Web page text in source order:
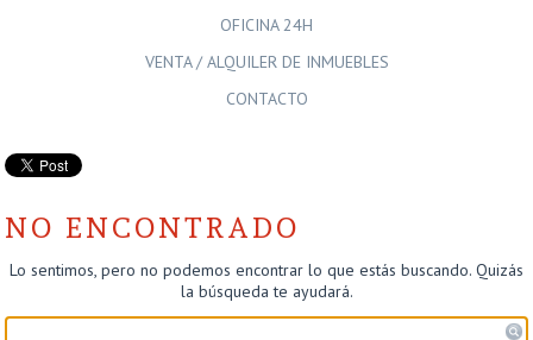
OFICINA 24H
VENTA / ALQUILER DE INMUEBLES
CONTACTO
NO ENCONTRADO
Lo sentimos, pero no podemos encontrar lo que estás buscando. Quizás
la búsqueda te ayudará.